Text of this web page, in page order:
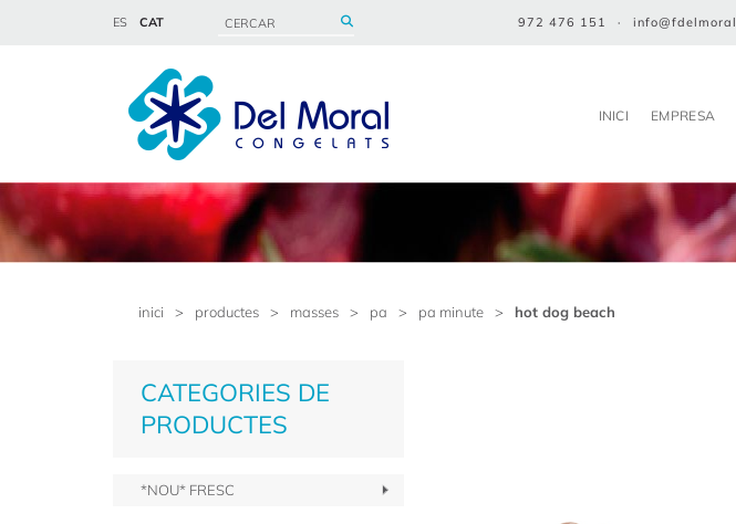
ES CAT 972 476 151 ·
INICI EMPRESA
inici > productes > masses > pa > pa minute > hot dog beach
CATEGORIES DE
PRODUCTES
*NOU* FRESC